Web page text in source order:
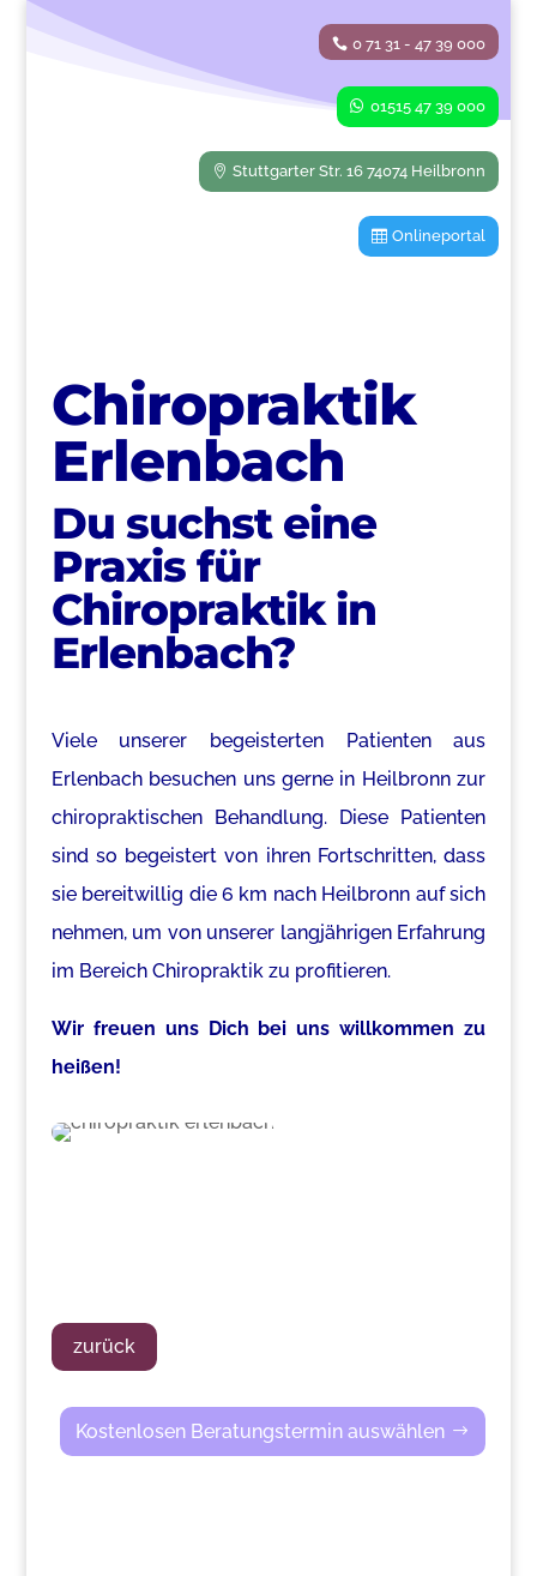
0 71 31 - 47 39 000
01515 47 39 000
Stuttgarter Str. 16 74074 Heilbronn
Onlineportal
Chiropraktik
Erlenbach
Du suchst eine
Praxis für
Chiropraktik in
Erlenbach?
Viele unserer begeisterten Patienten aus
Erlenbach besuchen uns gerne in Heilbronn zur
chiropraktischen Behandlung. Diese Patienten
sind so begeistert von ihren Fortschritten, dass
sie bereitwillig die 6 km nach Heilbronn auf sich
nehmen, um von unserer langjährigen Erfahrung
im Bereich Chiropraktik zu profitieren.
Wir freuen uns Dich bei uns willkommen zu
heißen!
zurück
Kostenlosen Beratungstermin auswählen